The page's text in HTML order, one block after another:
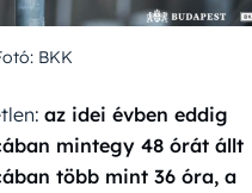
BKK
az idei évben eddig
mintegy 48 órát állt
több mint 36 óra, a